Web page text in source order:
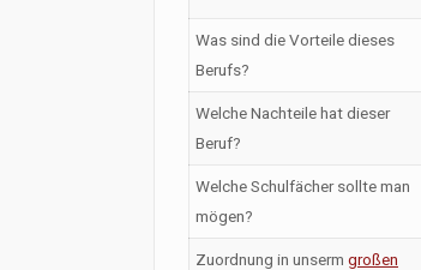
Was sind die Vorteile dieses
Berufs?
Welche Nachteile hat dieser
Beruf?
Welche Schulfächer sollte man
mögen?
Zuordnung in unserm großen